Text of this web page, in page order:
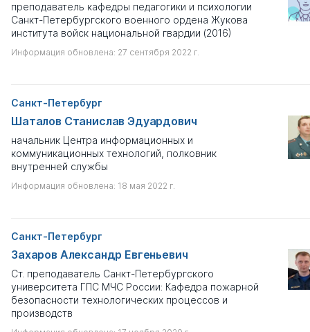
преподаватель кафедры педагогики и психологии
Санкт-Петербургского военного ордена Жукова
института войск национальной гвардии (2016)
Информация обновлена: 27 сентября 2022 г.
Санкт-Петербург
Шаталов Станислав Эдуардович
начальник Центра информационных и
коммуникационных технологий, полковник
внутренней службы
Информация обновлена: 18 мая 2022 г.
Санкт-Петербург
Захаров Александр Евгеньевич
Ст. преподаватель Санкт-Петербургского
университета ГПС МЧС России: Кафедра пожарной
безопасности технологических процессов и
производств